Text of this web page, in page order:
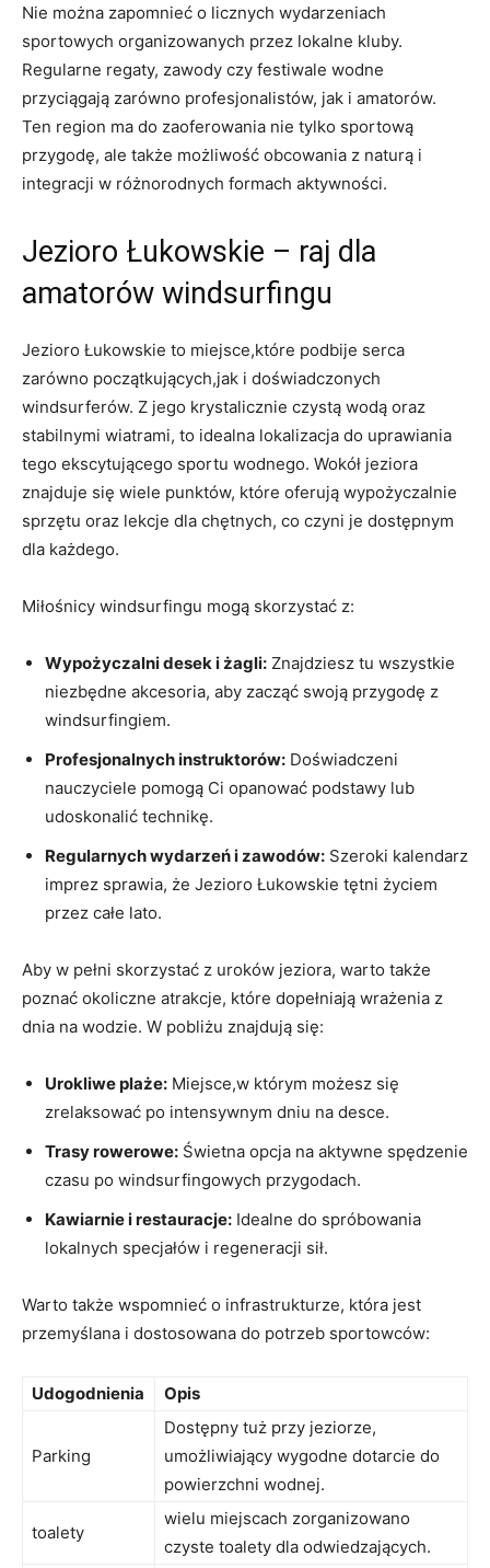
Nie można zapomnieć o licznych wydarzeniach
sportowych organizowanych przez lokalne kluby.
Regularne regaty, zawody czy festiwale wodne
przyciągają zarówno profesjonalistów, jak i amatorów.
Ten region ma do zaoferowania nie tylko sportową
przygodę, ale także możliwość obcowania z naturą i
integracji w różnorodnych formach aktywności.
Jezioro Łukowskie – raj dla
amatorów windsurfingu
Jezioro Łukowskie to miejsce,które podbije serca
zarówno początkujących,jak i doświadczonych
windsurferów. Z jego krystalicznie czystą wodą oraz
stabilnymi wiatrami, to idealna lokalizacja do uprawiania
tego ekscytującego sportu wodnego. Wokół jeziora
znajduje się wiele punktów, które oferują wypożyczalnie
sprzętu oraz lekcje dla chętnych, co czyni je dostępnym
dla każdego.
Miłośnicy windsurfingu mogą skorzystać z:
Wypożyczalni desek i żagli: Znajdziesz tu wszystkie
niezbędne akcesoria, aby zacząć swoją przygodę z
windsurfingiem.
Profesjonalnych instruktorów: Doświadczeni
nauczyciele pomogą Ci opanować podstawy lub
udoskonalić technikę.
Regularnych wydarzeń i zawodów: Szeroki kalendarz
imprez sprawia, że Jezioro Łukowskie tętni życiem
przez całe lato.
Aby w pełni skorzystać z uroków jeziora, warto także
poznać okoliczne atrakcje, które dopełniają wrażenia z
dnia na wodzie. W pobliżu znajdują się:
Urokliwe plaże: Miejsce,w którym możesz się
zrelaksować po intensywnym dniu na desce.
Trasy rowerowe: Świetna opcja na aktywne spędzenie
czasu po windsurfingowych przygodach.
Kawiarnie i restauracje: Idealne do spróbowania
lokalnych specjałów i regeneracji sił.
Warto także wspomnieć o infrastrukturze, która jest
przemyślana i dostosowana do potrzeb sportowców:
Udogodnienia Opis
Parking
Dostępny tuż przy jeziorze,
umożliwiający wygodne dotarcie do
powierzchni wodnej.
toalety
wielu miejscach zorganizowano
czyste toalety dla odwiedzających.